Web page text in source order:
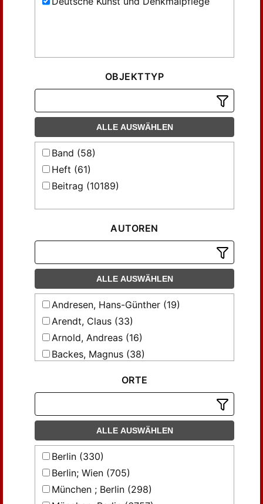
OBJEKTTYP
ALLE AUSWÄHLEN
Band (58)
Heft (61)
Beitrag (10189)
AUTOREN
ALLE AUSWÄHLEN
Andresen, Hans-Günther (19)
Arendt, Claus (33)
Arnold, Andreas (16)
Backes, Magnus (38)
Beisert-Zülch, Anna-Katharina (29)
Bertram, Walther (59)
Beseler, Hartwig (116)
Biehn, Heinz (36)
Borgwardt, Ernst (22)
Bornheim gen. Schilling, Werner (84)
ORTE
ALLE AUSWÄHLEN
Berlin (330)
Berlin; Wien (705)
München ; Berlin (298)